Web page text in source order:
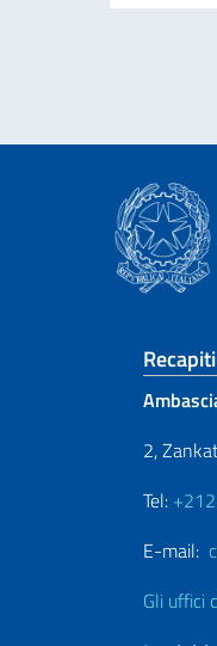
2,
Tel:
E-mail:
Gli uffici